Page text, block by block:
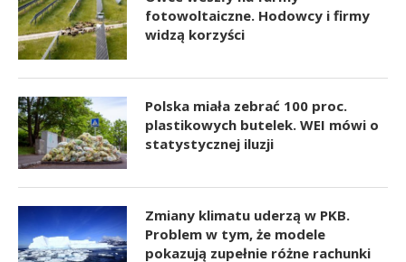
fotowoltaiczne. Hodowcy i firmy
widzą korzyści
Polska miała zebrać 100 proc.
plastikowych butelek. WEI mówi o
statystycznej iluzji
Zmiany klimatu uderzą w PKB.
Problem w tym, że modele
pokazują zupełnie różne rachunki